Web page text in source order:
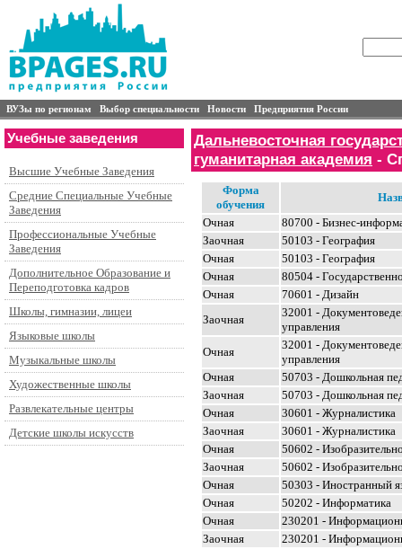
ВУЗы по регионам Выбор специальности Новости Предприятия России
Учебные заведения
Высшие Учебные Заведения
Средние Специальные Учебные
Заведения
Профессиональные Учебные
Заведения
Дополнительное Образование и
Переподготовка кадров
Школы, гимназии, лицеи
Языковые школы
Музыкальные школы
Художественные школы
Развлекательные центры
Детские школы искусств
Дальневосточная
гуманитарная академия -
Форма
обучения
Очная
80700 - Бизнес-
Заочная
50103 - География
Очная
50103 - География
Очная
80504 -
Очная
70601 - Дизайн
Заочная
32001 -
управления
Очная
32001 -
управления
Очная
50703 - Дошкольная
Заочная
50703 - Дошкольная
Очная
30601 - Журналистика
Заочная
30601 - Журналистика
Очная
50602 -
Заочная
50602 -
Очная
50303 - Иностранный
Очная
50202 - Информатика
Очная
230201 -
Заочная
230201 -